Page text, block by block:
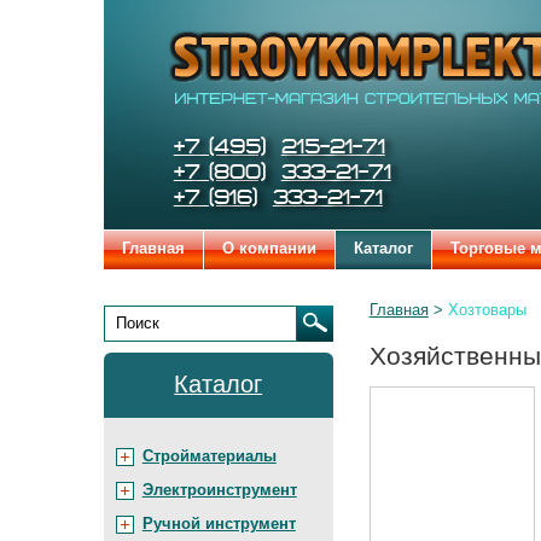
отделочные
материалы
Телефоны:
+7 (495)
215-21-71
+7 (800)
333-21-71
+7 (916)
333-21-71
Главная О компании Каталог Торговые
Родительские
Главная Хозтовары
Поиск
Каталог
Стройматериалы
Электроинструмент
Ручной инструмент